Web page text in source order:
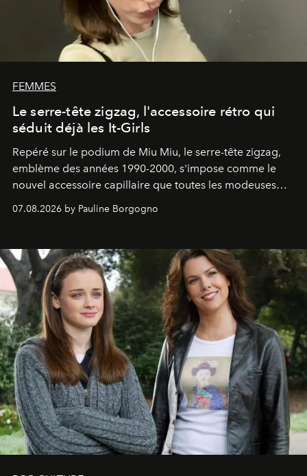
FEMMES
Le serre-tête zigzag, l'accessoire rétro qui
séduit déjà les It-Girls
Repéré sur le podium de Miu Miu, le serre-tête zigzag,
emblème des années 1990-2000, s'impose comme le
nouvel accessoire capillaire que toutes les modeuses
s'arrachent déjà.
07.08.2026 by Pauline Borgogno